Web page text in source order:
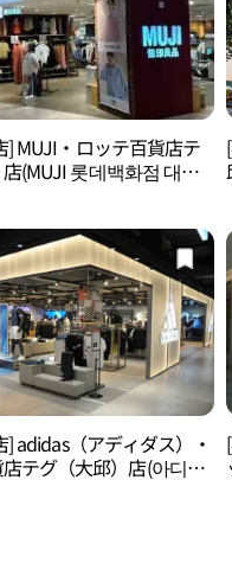
] MUJI・ロッテ百貨店テ
(MUJI 롯데백화점 대구
] adidas（アディダス）・
テグ（大邱）店(아디다